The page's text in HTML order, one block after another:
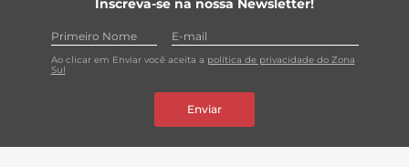
Inscreva-se na nossa Newsletter!
Ao clicar em Enviar você aceita a política de privacidade do Zona
Sul
Enviar